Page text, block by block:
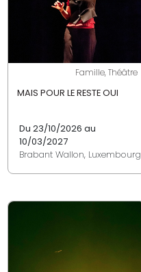
Famille, Théâtre
MAIS POUR LE RESTE OUI
Du 23/10/2026 au
10/03/2027
Brabant Wallon, Luxembourg